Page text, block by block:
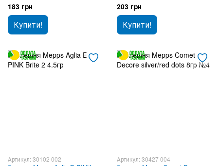
183 грн
Купити!
203 грн
Купити!
Артикул: 30102 002 Артикул: 30427 004